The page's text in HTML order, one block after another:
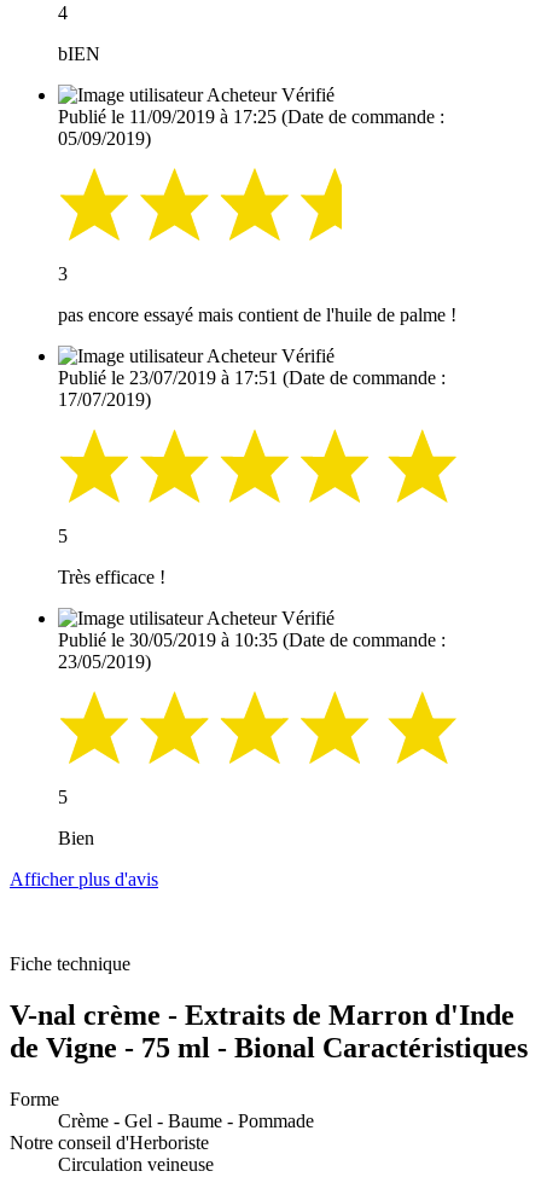
4
bIEN
Acheteur Vérifié
Publié le 11/09/2019 à 17:25 (Date de commande :
05/09/2019)
3
pas encore essayé mais contient de l'huile de palme !
Acheteur Vérifié
Publié le 23/07/2019 à 17:51 (Date de commande :
17/07/2019)
5
Très efficace !
Acheteur Vérifié
Publié le 30/05/2019 à 10:35 (Date de commande :
23/05/2019)
5
Bien
Afficher plus d'avis
Fiche technique
V-nal crème - Extraits de Marron d'Inde
de Vigne - 75 ml - Bional Caractéristiques
Forme
Crème - Gel - Baume - Pommade
Notre conseil d'Herboriste
Circulation veineuse